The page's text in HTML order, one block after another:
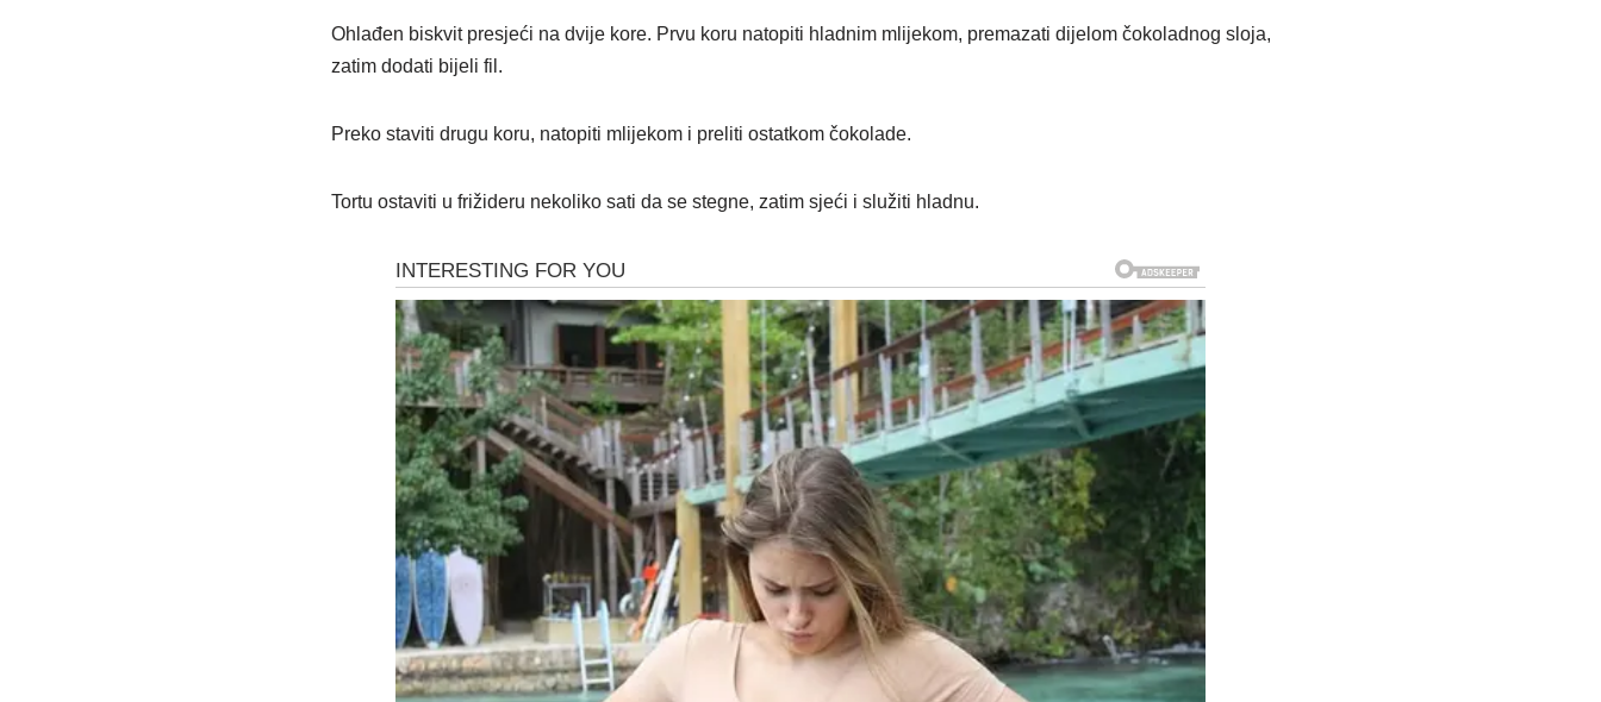
Ohlađen biskvit presjeći na dvije kore. Prvu koru natopiti hladnim mlijekom, premazati dijelom čokoladnog sloja,
zatim dodati bijeli fil.
Preko staviti drugu koru, natopiti mlijekom i preliti ostatkom čokolade.
Tortu ostaviti u frižideru nekoliko sati da se stegne, zatim sjeći i služiti hladnu.